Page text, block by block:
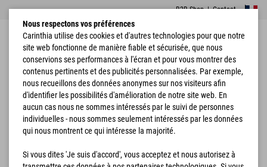
B2B Shop|Contact
Accueil Sacs de couchage D400
Nous respectons vos préférences
Carinthia utilise des cookies et d'autres technologies pour que notre
site web fonctionne de manière fiable et sécurisée, que nous
conservions ses performances à l'écran et pour vous montrer des
contenus pertinents et des publicités personnalisées. Par exemple,
nous recueillons des données anonymes sur nos visiteurs afin
d'identifier les possibilités d'amélioration de notre site web. En
aucun cas nous ne sommes intéressés par le suivi de personnes
individuelles - nous sommes seulement intéressés par les données
qui nous montrent ce qui intéresse la majorité.
Si vous dites 'Je suis d'accord', vous acceptez et nous autorisez à